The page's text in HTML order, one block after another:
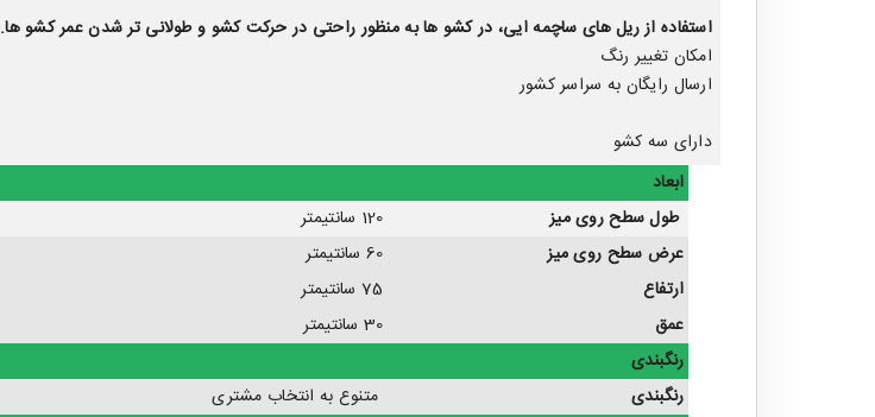
استفاده از ریل های ساچمه ایی، در کشو ها به منظور راحتی در حرکت کشو و طولانی تر شدن عمر کشو ها.
امکان تغییر رنگ
ارسال رایگان به سراسر کشور
دارای سه کشو
ابعاد
طول سطح روی میز
120 سانتیمتر
عرض سطح روی میز
60 سانتیمتر
ارتفاع
75 سانتیمتر
عمق
30 سانتیمتر
رنگبندی
رنگبندی
متنوع به انتخاب مشتری